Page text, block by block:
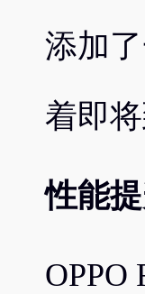
添加
着即将
性能
OPPO